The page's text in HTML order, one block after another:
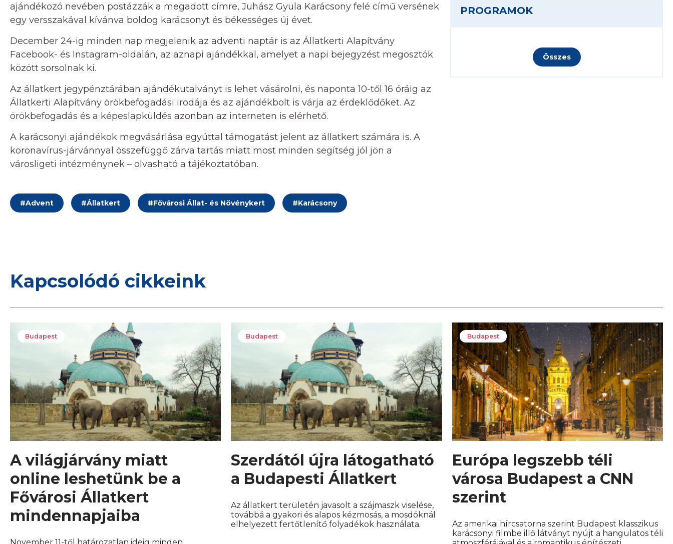
ajándékozó nevében postázzák a megadott címre, Juhász Gyula Karácsony felé című versének
egy versszakával kívánva boldog karácsonyt és békességes új évet.
December 24-ig minden nap megjelenik az adventi naptár is az Állatkerti Alapítvány
Facebook- és Instagram-oldalán, az aznapi ajándékkal, amelyet a napi bejegyzést megosztók
között sorsolnak ki.
Az állatkert jegypénztárában ajándékutalványt is lehet vásárolni, és naponta 10-től 16 óráig az
Állatkerti Alapítvány örökbefogadási irodája és az ajándékbolt is várja az érdeklődőket. Az
örökbefogadás és a képeslapküldés azonban az interneten is elérhető.
A karácsonyi ajándékok megvásárlása egyúttal támogatást jelent az állatkert számára is. A
koronavírus-járvánnyal összefüggő zárva tartás miatt most minden segítség jól jön a
városligeti intézménynek – olvasható a tájékoztatóban.
#Advent #Állatkert #Fővárosi Állat- és Növénykert #Karácsony
PROGRAMOK
Összes
Kapcsolódó cikkeink
Budapest
A világjárvány miatt
online leshetünk be a
Fővárosi Állatkert
mindennapjaiba
November 11-től határozatlan ideig minden
Budapest
Szerdától újra látogatható
a Budapesti Állatkert
Az állatkert területén javasolt a szájmaszk viselése,
továbbá a gyakori és alapos kézmosás, a mosdóknál
elhelyezett fertőtlenítő folyadékok használata.
Budapest
Európa legszebb téli
városa Budapest a CNN
szerint
Az amerikai hírcsatorna szerint Budapest klasszikus
karácsonyi filmbe illő látványt nyújt a hangulatos téli